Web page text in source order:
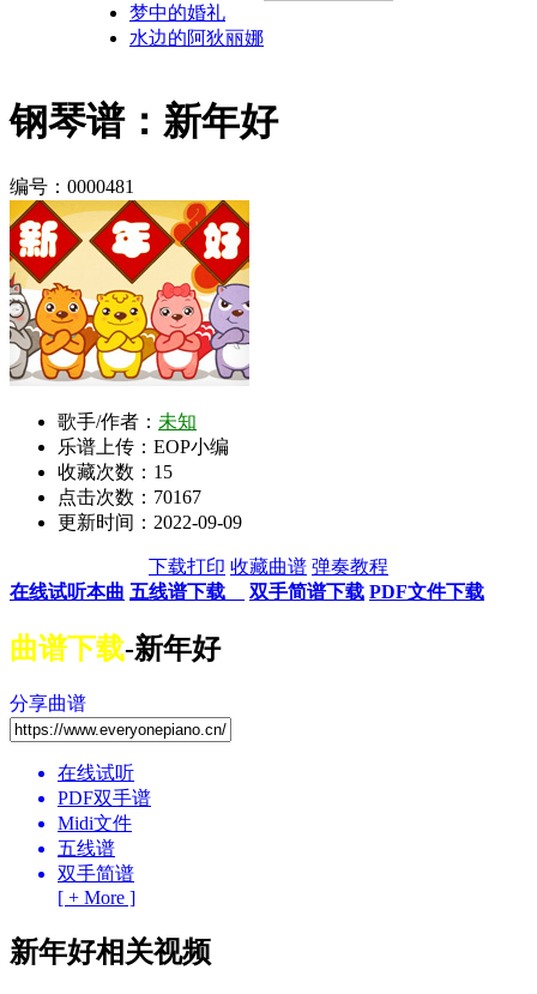
梦中的婚礼
水边的阿狄丽娜
钢琴谱：新年好
编号：0000481
歌手/作者： 未知
乐谱上传：EOP小编
收藏次数： 15
点击次数：70167
更新时间：2022-09-09
下载打印 收藏曲谱 弹奏教程
在线试听本曲 五线谱下载 双手简谱下载 PDF文件下载
曲谱下载-新年好
分享曲谱
在线试听
PDF双手谱
Midi文件
五线谱
双手简谱
[ + More ]
新年好相关视频